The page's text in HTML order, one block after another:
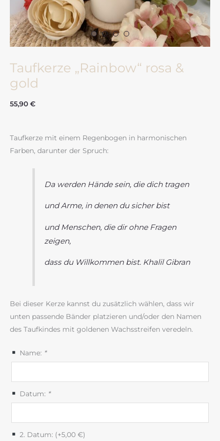
Taufkerze „Rainbow“ rosa &
gold
55,90 €
Taufkerze mit einem Regenbogen in harmonischen
Farben, darunter der Spruch:
Da werden Hände sein, die dich tragen
und Arme, in denen du sicher bist
und Menschen, die dir ohne Fragen
zeigen,
dass du Willkommen bist. Khalil Gibran
Bei dieser Kerze kannst du zusätzlich wählen, dass wir
unten passende Bänder platzieren und/oder den Namen
des Taufkindes mit goldenen Wachsstreifen veredeln.
Name: *
Datum: *
2. Datum: (+5,00 €)